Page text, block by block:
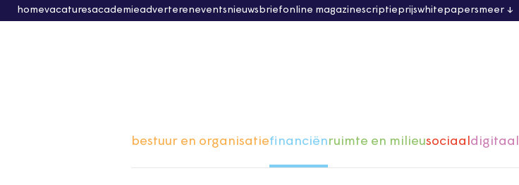
homevacaturesacademieadvertereneventsnieuwsbriefonline magazinescriptieprijswhitepapersmeer
bestuur en organisatiefinanciënruimte en milieusociaaldigitaal